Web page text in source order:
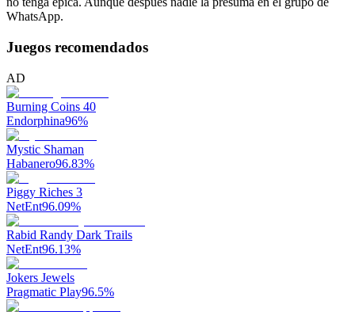
WhatsApp.
Juegos recomendados
AD
Burning Coins 40
Endorphina96%
Mystic Shaman
Habanero96.83%
Piggy Riches 3
NetEnt96.09%
Rabid Randy Dark Trails
NetEnt96.13%
Jokers Jewels
Pragmatic Play96.5%